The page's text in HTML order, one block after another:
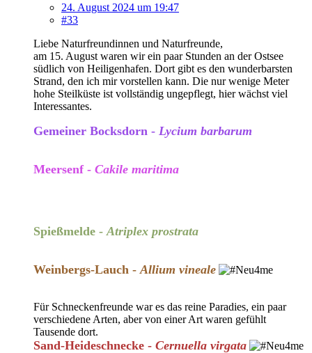
24. August 2024 um 19:47
#33
Liebe Naturfreundinnen und Naturfreunde,
am 15. August waren wir ein paar Stunden an der Ostsee
südlich von Heiligenhafen. Dort gibt es den wunderbarsten
Strand, den ich mir vorstellen kann. Die nur wenige Meter
hohe Steilküste ist vollständig ungepflegt, hier wächst viel
Interessantes.
Gemeiner Bocksdorn - Lycium barbarum
Meersenf - Cakile maritima
Spießmelde - Atriplex prostrata
Weinbergs-Lauch - Allium vineale
Für Schneckenfreunde war es das reine Paradies, ein paar
verschiedene Arten, aber von einer Art waren gefühlt
Tausende dort.
Sand-Heideschnecke - Cernuella virgata